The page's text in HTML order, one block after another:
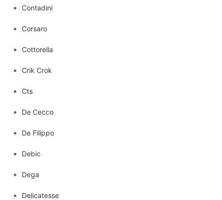
Contadini
Corsaro
Cottorella
Crik Crok
Cts
De Cecco
De Filippo
Debic
Dega
Delicatesse